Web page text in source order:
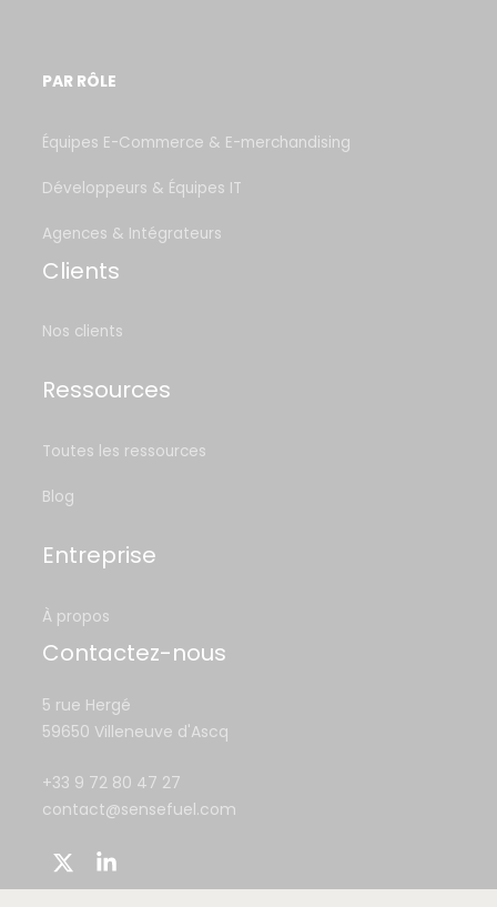
PAR RÔLE
Équipes E-Commerce & E-merchandising
Développeurs & Équipes IT
Agences & Intégrateurs
Clients
Nos clients
Ressources
Toutes les ressources
Blog
Entreprise
À propos
Contactez-nous
5 rue Hergé
59650 Villeneuve d'Ascq
+33 9 72 80 47 27
contact@sensefuel.com